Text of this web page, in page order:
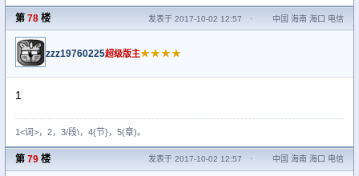
第 78 楼 发表于 2017-10-02 12:57 · 中国 海南 海口 电信
zzz19760225超级版主★★★★
1
1<词>，2，3/段\，4{节}，5(章)。
第 79 楼 发表于 2017-10-02 12:57 · 中国 海南 海口 电信